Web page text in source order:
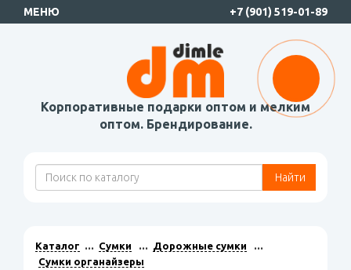
МЕНЮ +7 (901) 519-01-89
Корпоративные подарки оптом и мелким
оптом. Брендирование.
Найти
Каталог Сумки
Дорожные сумки
Сумки органайзеры